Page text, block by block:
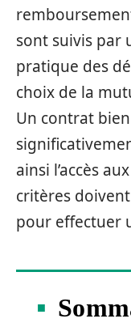
sont suivis par
pratique des
choix de la
Un contrat
ainsi l’accès
critères
pour effectuer